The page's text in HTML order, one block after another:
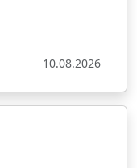
10.08.2026